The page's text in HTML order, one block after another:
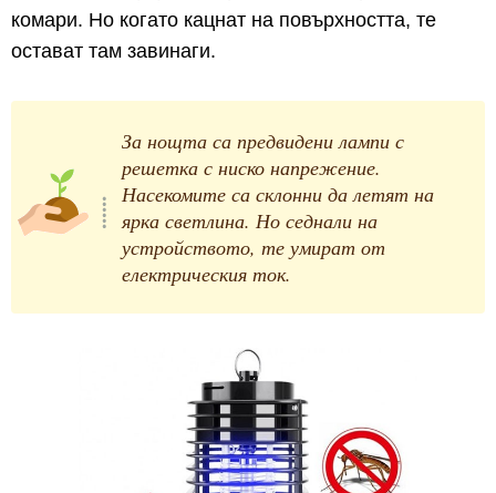
комари. Но когато кацнат на повърхността, те
остават там завинаги.
За нощта са предвидени лампи с
решетка с ниско напрежение.
Насекомите са склонни да летят на
ярка светлина. Но седнали на
устройството, те умират от
електрическия ток.